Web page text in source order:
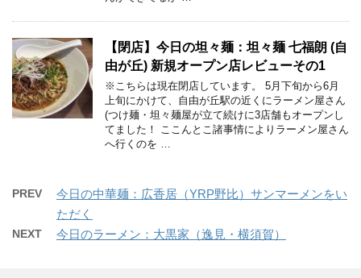
【閉店】今日の坦々麺：坦々麺 七福朗 (自
由が丘) 新規オープン店レビューその1
※こちらは現在閉店しています。 5月下旬から6月
上旬にかけて、自由が丘駅の近くにラーメン屋さん
(つけ麺・坦々麺屋が立て続けに3店舗もオープンし
てました！ ここんとこ諸事情によりラーメン屋さん
へ行くのを …
PREV
今日の中華麺：広香居（YRP野比）サンマーメンをい
ただく
NEXT 今日のラーメン：大黒家（逸見・横須賀）